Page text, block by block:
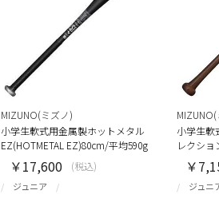
MIZUNO(ミズノ)
小学生軟式用金属製ホットメタル
EZ(HOTMETAL EZ)80cm/平均590g
ジュニア
￥17,600 (税込)
小学生軟
レクシ
ジュニ
￥